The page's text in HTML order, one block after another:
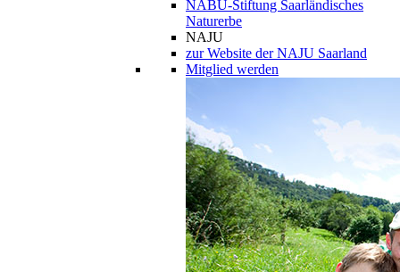
NABU-Stiftung Saarländisches
Naturerbe
NAJU
zur Website der NAJU Saarland
Mitglied werden